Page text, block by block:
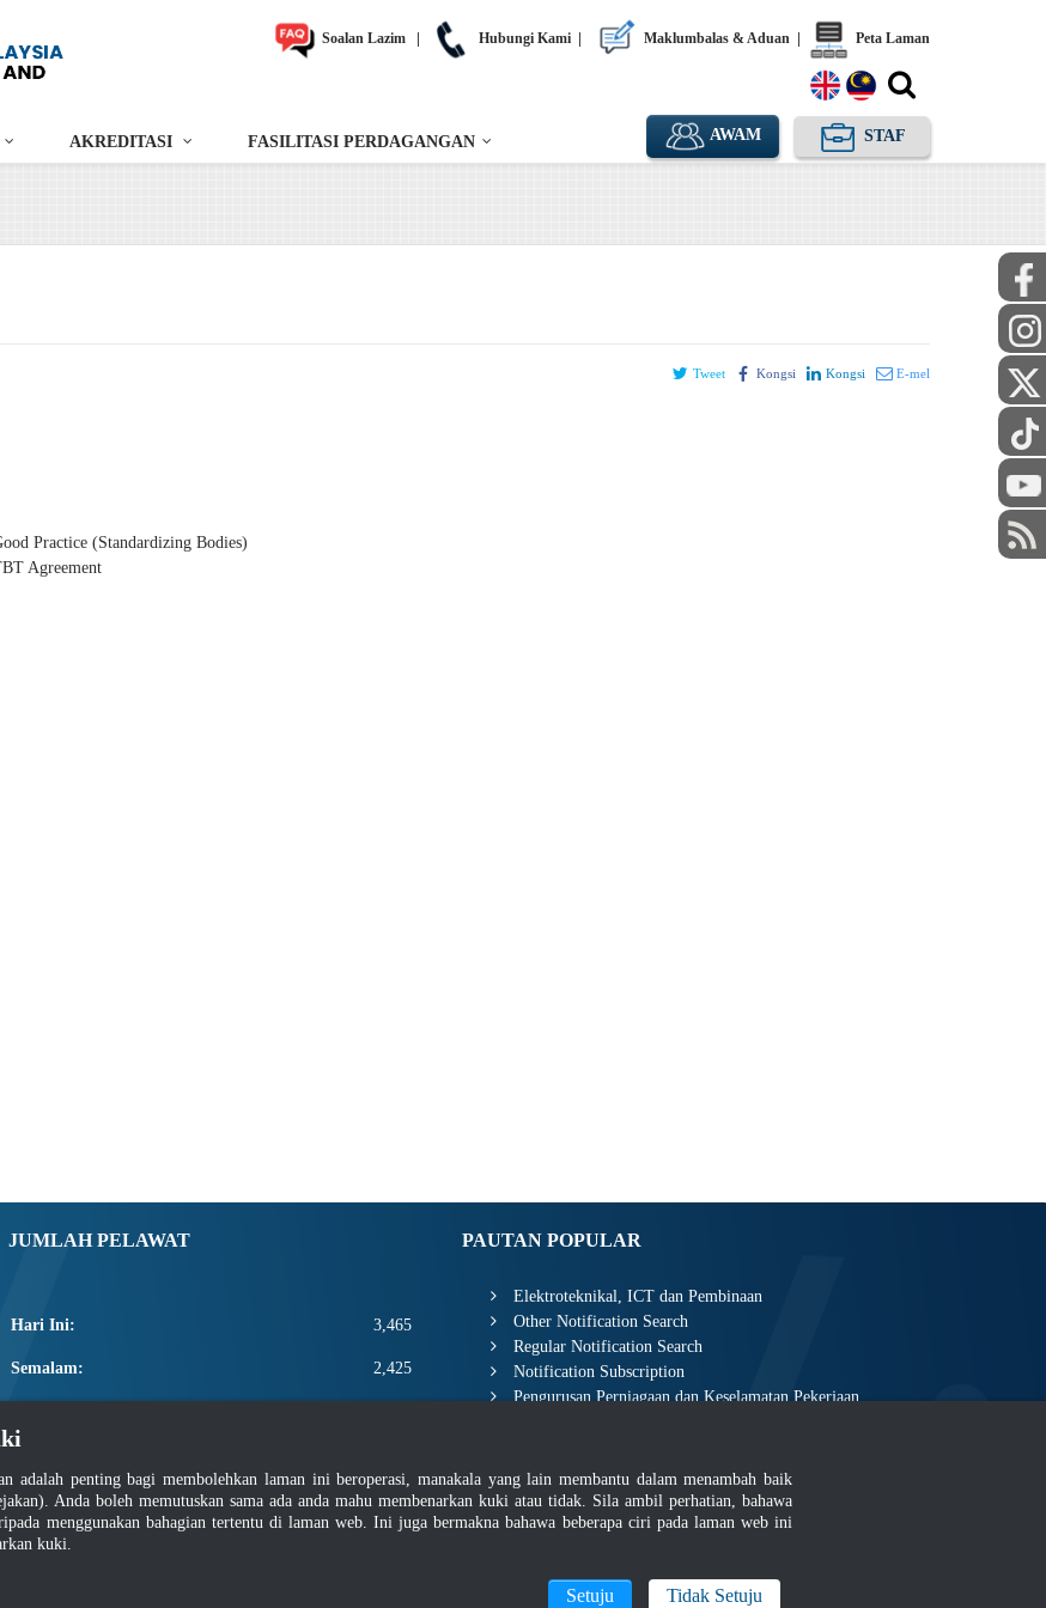
Soalan Lazim Hubungi Kami Maklumbalas & Aduan Peta Laman
AKREDITASI FASILITASI PERDAGANGAN AWAM STAF
Tweet Kongsi Kongsi E-mel
Practice (Standardizing Bodies)
Agreement
JUMLAH PELAWAT
Hari Ini: 3,465
Semalam: 2,425
Total: 2,660,638
PAUTAN POPULAR
Elektroteknikal, ICT dan Pembinaan
Other Notification Search
Regular Notification Search
Notification Subscription
Pengurusan Perniagaan dan Keselamatan Pekerjaan
adalah penting bagi membolehkan laman ini beroperasi, manakala yang lain membantu dalam menambah baik
Anda boleh memutuskan sama ada anda mahu membenarkan kuki atau tidak. Sila ambil perhatian, bahawa
menggunakan bahagian tertentu di laman web. Ini juga bermakna bahawa beberapa ciri pada laman web ini
kuki.
Setuju Tidak Setuju